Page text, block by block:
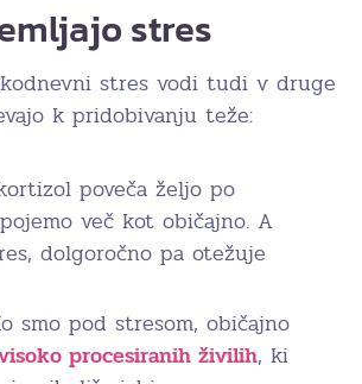
stres
stres vodi tudi v druge
k pridobivanju teže:
poveča željo po
več kot običajno. A
dolgoročno pa otežuje
smo pod stresom, običajno
procesiranih živilih, ki